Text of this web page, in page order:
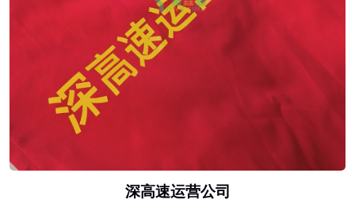
深高速运营公司